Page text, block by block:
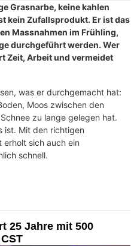
Grasnarbe, keine kahlen
kein Zufallsprodukt. Er ist das
Massnahmen im Frühling,
durchgeführt werden. Wer
Zeit, Arbeit und vermeidet
was er durchgemacht hat:
Moos zwischen den
zu lange gelegen hat.
ist. Mit den richtigen
erholt sich auch ein
schnell.
25 Jahre mit 500